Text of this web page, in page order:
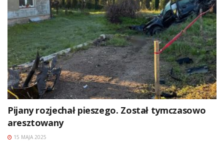
Pijany rozjechał pieszego. Został tymczasowo
aresztowany
15 MAJA 2025